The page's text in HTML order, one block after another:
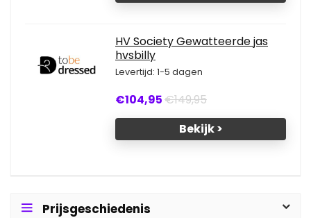
HV Society Gewatteerde jas
hvsbilly
Levertijd: 1-5 dagen
€104,95€149,95
Bekijk >
Prijsgeschiedenis